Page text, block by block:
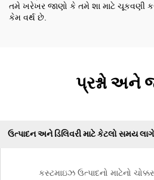
તમે ખરેખર જાણો કે તમે શા માટે ચૂકવણી
કેમ વર્થ છે.
પ્રશ્નો અને
ઉત્પાદન અને ડિલિવરી માટે કેટલો સમય
કસ્ટમાઇઝ ઉત્પાદનો માટેનો